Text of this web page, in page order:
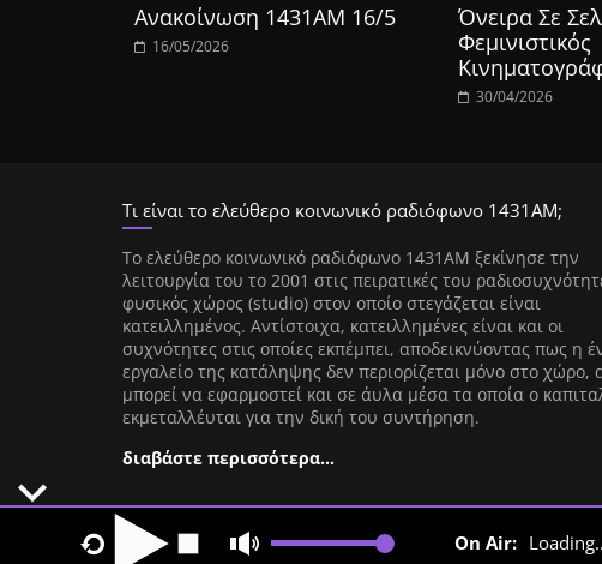
Ανακοίνωση 1431ΑΜ 16/5
16/05/2026
Όνειρα Σε
Φεμινιστικός
30/04/2026
Τι είναι το ελεύθερο κοινωνικό ραδιόφωνο 1431ΑΜ;
Tο ελεύθερο κοινωνικό ραδιόφωνο 1431AM ξεκίνησε την
λειτουργία του το 2001 στις πειρατικές του
φυσικός χώρος (studio) στον οποίο στεγάζεται είναι
κατειλλημένος. Αντίστοιχα, κατειλλημένες είναι και οι
συχνότητες στις οποίες εκπέμπει, αποδεικνύοντας πως η
εργαλείο της κατάληψης δεν περιορίζεται μόνο στο χώρο,
μπορεί να εφαρμοστεί και σε άυλα μέσα τα οποία ο
εκμεταλλέυται για την δική του συντήρηση.
διαβάστε περισσότερα…
On Air: